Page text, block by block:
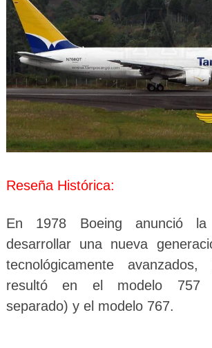
Reseña Histórica:
En 1978 Boeing anunció
desarrollar una nueva
tecnológicamente
resultó en el modelo 757
separado) y el modelo 767.